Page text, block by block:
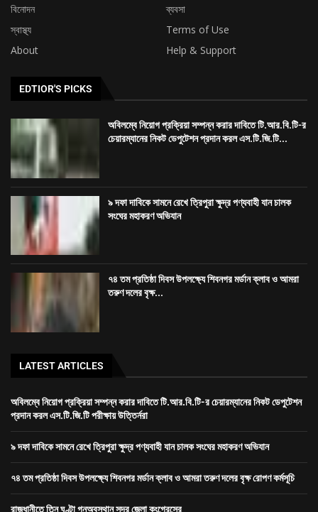
বিনোদন
ব্যবসা
স্বাস্থ্য
Terms of Use
About
Help & Support
EDTIOR'S PICKS
অবিলম্বে নিয়োগ প্রক্রিয়া সম্পন্ন করার দাবিতে টি.আর.বি.টি-র
চেয়ারম্যানের নিকট ডেপুটেশন প্রদান করল এস.টি.জি.টি...
৯ দফা দাবিকে সামনে রেখে ত্রিপুরা ক্ষুদ্র পণ্যবাহী যান চালক
সংঘের মহাকরণ অভিযান
৭৪ তম প্রতিষ্ঠা দিবস উপলক্ষ্যে শিবনগর মর্ডান ক্লাব ও আমরা
তরুণ দলের বৃক্ষ...
LATEST ARTICLES
অবিলম্বে নিয়োগ প্রক্রিয়া সম্পন্ন করার দাবিতে টি.আর.বি.টি-র চেয়ারম্যানের নিকট ডেপুটেশন
প্রদান করল এস.টি.জি.টি পরীক্ষায় উত্তির্নরা
৯ দফা দাবিকে সামনে রেখে ত্রিপুরা ক্ষুদ্র পণ্যবাহী যান চালক সংঘের মহাকরণ অভিযান
৭৪ তম প্রতিষ্ঠা দিবস উপলক্ষ্যে শিবনগর মর্ডান ক্লাব ও আমরা তরুণ দলের বৃক্ষ রোপণ কর্মসূচি
রাজধানীতে তিন ঘণ্টা গনঅবস্থান সদর জেলা কংগ্রেসের